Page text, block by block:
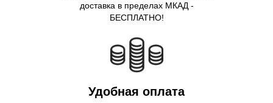
доставка в пределах МКАД -
БЕСПЛАТНО!
Удобная оплата